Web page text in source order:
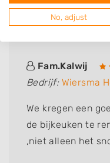
Deze mensen
Fam.Kalwij
Bedrijf: Wiersma
We kregen een
de bijkeuken te
,niet alleen het
No, adjust